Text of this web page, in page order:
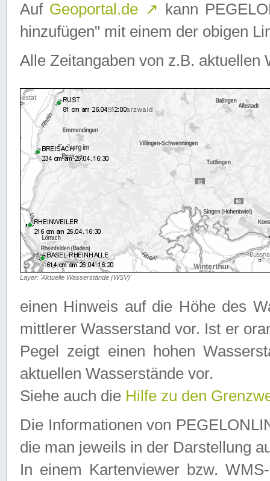
Auf Geoportal.de ↗ kann
hinzufügen" mit einem der obigen
Alle Zeitangaben von z.B. aktuellen
Layer: 'Aktuelle Wasserstände (WSV)'
einen Hinweis auf die Höhe des
mittlerer Wasserstand vor. Ist er
Pegel zeigt einen hohen
aktuellen Wasserstände vor.
Siehe auch die Hilfe zu den
Die Informationen von
die man jeweils in der Darstellung
In einem Kartenviewer bzw.